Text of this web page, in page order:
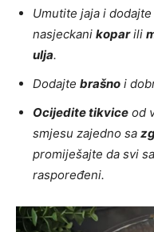
Umutite jaja i dodajte
nasjeckani koparili
ulja.
Dodajte brašno i
Ocijedite tikvice od
smjesu zajedno sa
promiješajte da svi
raspoređeni.